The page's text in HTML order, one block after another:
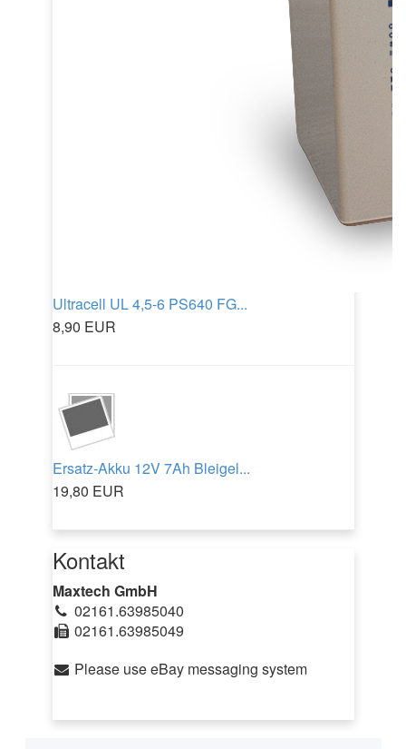
Ultracell UL 4,5-6 PS640 FG...
8,90 EUR
Ersatz-Akku 12V 7Ah Bleigel...
19,80 EUR
Kontakt
Maxtech GmbH
02161.63985040
02161.63985049
Please use eBay messaging system